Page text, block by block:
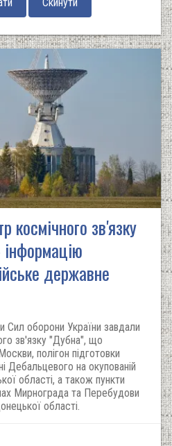
космічного зв'язку
державне
Сил оборони України завдали
зв'язку "Дубна", що
полігон підготовки
Дебальцевого на окупованій
області, а також пункти
Мирнограда та Перебудови
області.